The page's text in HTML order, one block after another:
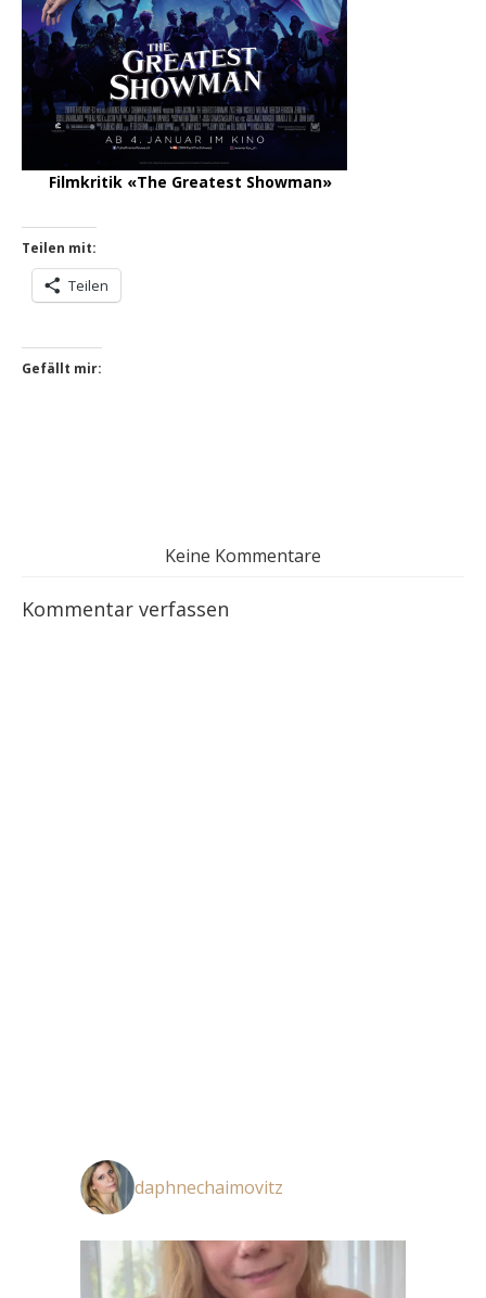
Filmkritik «The Greatest Showman»
Teilen mit:
Teilen
Gefällt mir:
Keine Kommentare
Kommentar verfassen
daphnechaimovitz